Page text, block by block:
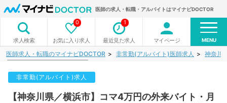
医師の求人・転職・アルバイトはマイナビDOCTOR
求人検索 お気に入り求人
0
最近見た求人
1
マイページ MENU
医師求人・転職のマイナビDOCTOR 非常勤(アルバイト)医師求人 神奈川
非常勤(アルバイト)求人
【神奈川県／横浜市】コマ4万円の外来バイト・月